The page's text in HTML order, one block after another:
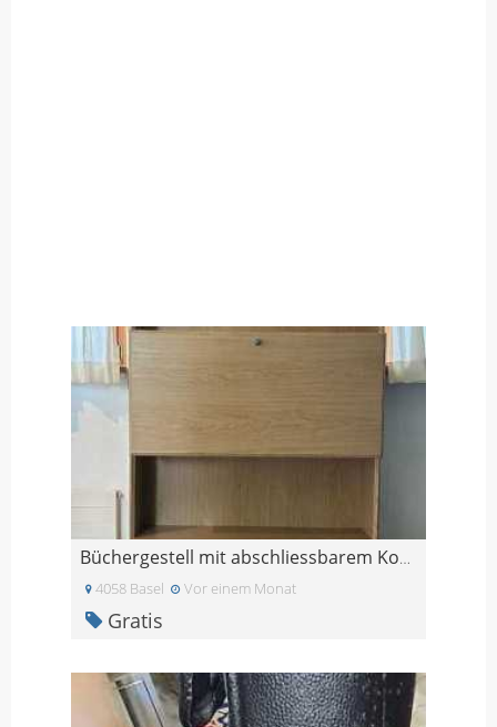
Büchergestell mit abschliessbarem Korpus und 3 Sch
4058 Basel Vor einem Monat
Gratis